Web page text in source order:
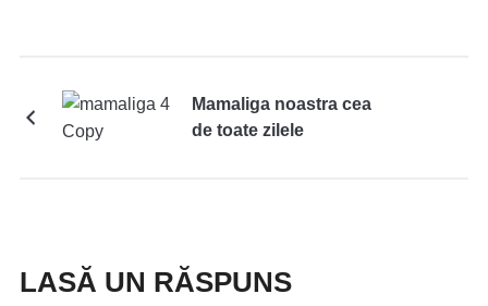
Mamaliga noastra cea
de toate zilele
LASĂ UN RĂSPUNS